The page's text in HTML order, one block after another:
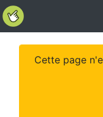
Cette page